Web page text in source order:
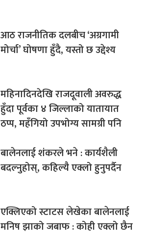
आठ राजनीतिक दलबीच ‘अग्रगामी
मोर्चा’ घोषणा हुँदै, यस्तो छ उद्देश्य
महिनादिनदेखि राजदूवाली अवरुद्ध
हुँदा पूर्वका ४ जिल्लाको यातायात
ठप्प, महँगियो उपभोग्य सामग्री पनि
बालेनलाई शंकरले भने : कार्यशैली
बदल्नुहोस्, कहिल्यै एक्लो हुनुपर्दैन
एक्लिएको स्टाटस लेखेका बालेनलाई
मनिष झाको जबाफ : कोही एक्लो छैन